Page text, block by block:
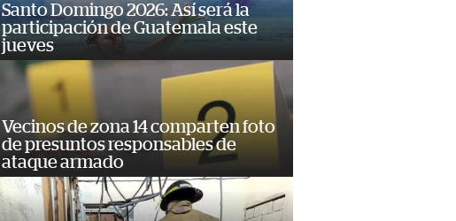
Santo Domingo 2026: Así será la
participación de Guatemala este
jueves
Vecinos de zona 14 comparten foto
de presuntos responsables de
ataque armado